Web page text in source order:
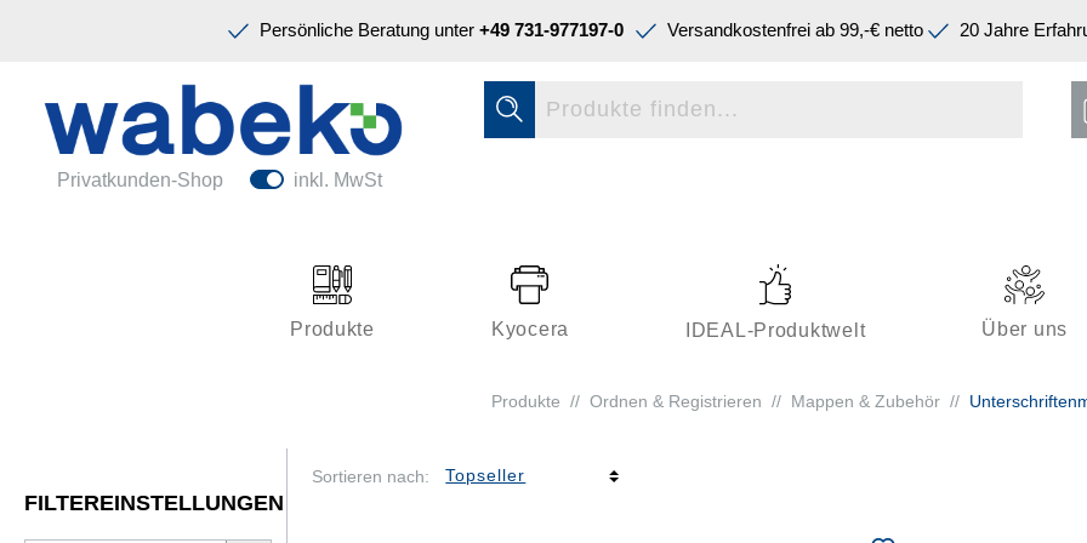
Persönliche Beratung unter +49 731-977197-0 Versandkostenfrei ab 99,-€ netto 20 Jahre
Privatkunden-Shop inkl. MwSt
Produkte Kyocera IDEAL-Produktwelt Über uns
Ordnen & Registrieren
Papiere & Blöcke
Büroeinrichtung
Kleben & Versenden
Schreiben & Korrigieren
Produkte // Ordnen & Registrieren // Mappen & Zubehör //
FILTEREINSTELLUNGEN
Sortieren nach:
Schreiben & Korrigieren